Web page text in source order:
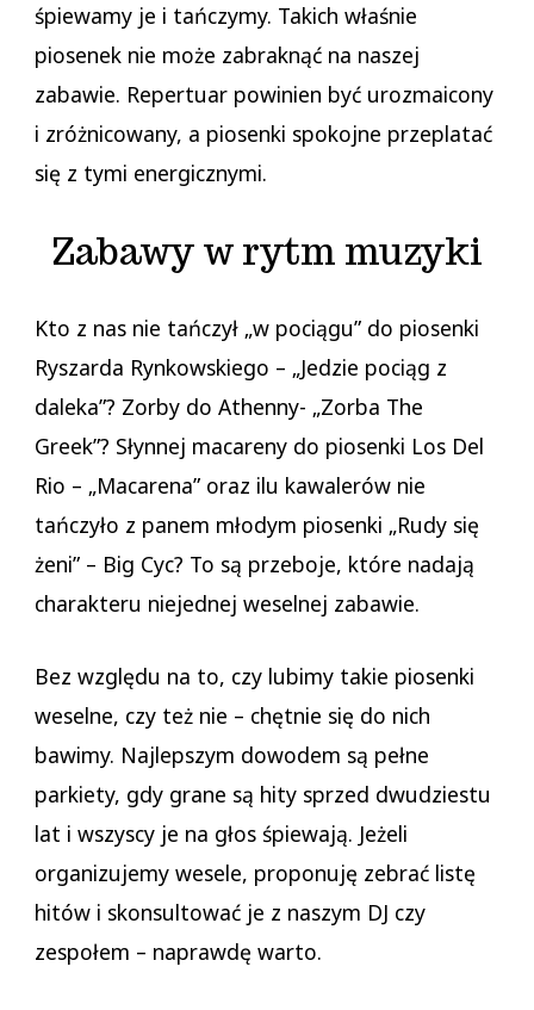
śpiewamy je i tańczymy. Takich właśnie
piosenek nie może zabraknąć na naszej
zabawie. Repertuar powinien być urozmaicony
i zróżnicowany, a piosenki spokojne przeplatać
się z tymi energicznymi.
Zabawy w rytm muzyki
Kto z nas nie tańczył „w pociągu” do piosenki
Ryszarda Rynkowskiego – „Jedzie pociąg z
daleka”? Zorby do Athenny- „Zorba The
Greek”? Słynnej macareny do piosenki Los Del
Rio – „Macarena” oraz ilu kawalerów nie
tańczyło z panem młodym piosenki „Rudy się
żeni” – Big Cyc? To są przeboje, które nadają
charakteru niejednej weselnej zabawie.
Bez względu na to, czy lubimy takie piosenki
weselne, czy też nie – chętnie się do nich
bawimy. Najlepszym dowodem są pełne
parkiety, gdy grane są hity sprzed dwudziestu
lat i wszyscy je na głos śpiewają. Jeżeli
organizujemy wesele, proponuję zebrać listę
hitów i skonsultować je z naszym DJ czy
zespołem – naprawdę warto.